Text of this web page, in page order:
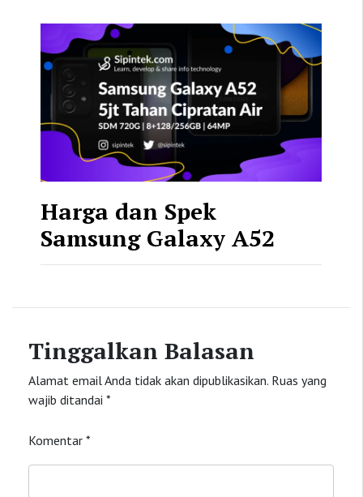
Harga dan Spek
Samsung Galaxy A52
Tinggalkan Balasan
Alamat email Anda tidak akan dipublikasikan. Ruas yang
wajib ditandai *
Komentar *